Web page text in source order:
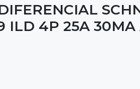
ILD 4P 25A 30MA